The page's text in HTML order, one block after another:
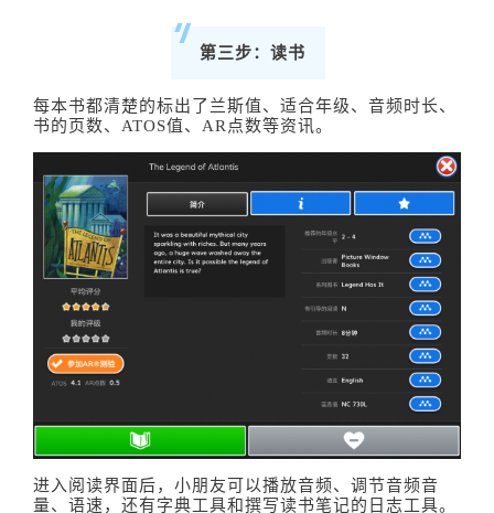
第三步：读书
每本书都清楚的标出了兰斯值、适合年级、音频时长、
书的页数、ATOS值、AR点数等资讯。
进入阅读界面后，小朋友可以播放音频、调节音频音
量、语速，还有字典工具和撰写读书笔记的日志工具。